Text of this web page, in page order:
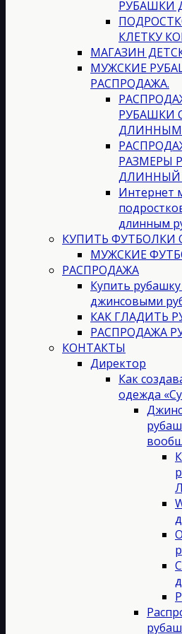
РУБАШКИ
КЛЕТКУ
МАГАЗИН
МУЖСКИЕ
РАСПРОДАЖА.
РУБАШКИ
ДЛИННЫМ
РАЗМЕРЫ
ДЛИННЫЙ
Интернет
длинным
КУПИТЬ ФУТБОЛКИ
МУЖСКИЕ
РАСПРОДАЖА
Купить
джинсовыми
КАК ГЛАДИТЬ
РАСПРОДАЖА
КОНТАКТЫ
Директор
Как
одежда